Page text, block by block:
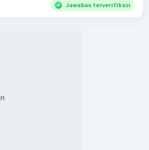
Jawaban terverifikasi